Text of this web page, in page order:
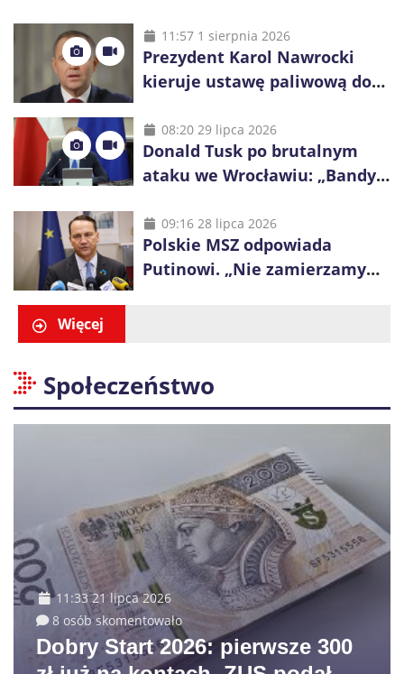
zostałaby zestrzelona”
11:57 1 sierpnia 2026
Prezydent Karol Nawrocki
kieruje ustawę paliwową do
Ostrzega przed podwyżkami
08:20 29 lipca 2026
Donald Tusk po brutalnym
ataku we Wrocławiu: „Bandyci
polskich ulicach”
09:16 28 lipca 2026
Polskie MSZ odpowiada
Putinowi. „Nie zamierzamy
Więcej
Społeczeństwo
11:33 21 lipca 2026
8 osób skomentowało
Dobry Start 2026: pierwsze 300